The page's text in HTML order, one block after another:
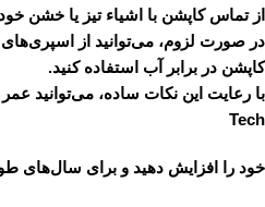
از تماس کاپشن با اشیاء تیز یا خشن
در صورت لزوم، می‌توانید از
کاپشن در برابر آب استفاده کنید.
Tech
خود را افزایش دهید و برای سال‌های